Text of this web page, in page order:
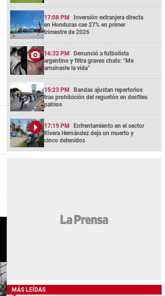
17:08 PM Inversión extranjera directa
en Honduras cae 27% en primer
trimestre de 2026
16:32 PM Denunció a futbolista
argentino y filtra graves chats: “Me
arruinaste la vida”
15:23 PM Bandas ajustan repertorios
tras prohibición del reguetón en desfiles
patrios
17:19 PM Enfrentamiento en el sector
Rivera Hernández deja un muerto y
cinco detenidos
MÁS LEÍDAS